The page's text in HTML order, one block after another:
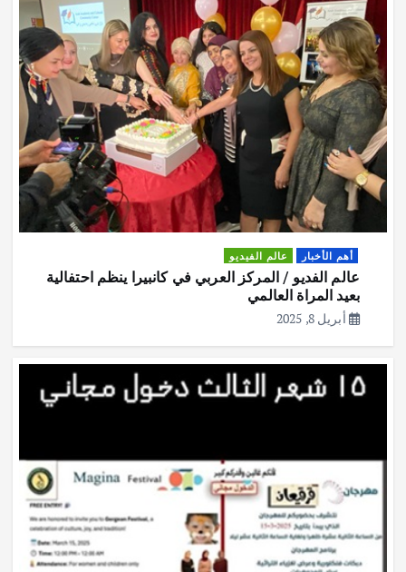
أهم الأخبار عالم الفيديو
عالم الفديو / المركز العربي في كانبيرا ينظم احتفالية
بعيد المراة العالمي
أبريل 8, 2025